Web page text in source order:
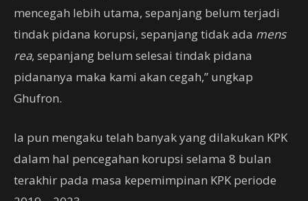
mencegah lebih utama, sepanjang belum terjadi
tindak pidana korupsi, sepanjang tidak ada mens
rea, sepanjang belum selesai tindak pidana
pidananya maka kami akan cegah,” ungkap
Ghufron.
Ia pun mengaku telah banyak yang dilakukan KPK
dalam hal pencegahan korupsi selama 8 bulan
terakhir pada masa kepemimpinan KPK periode